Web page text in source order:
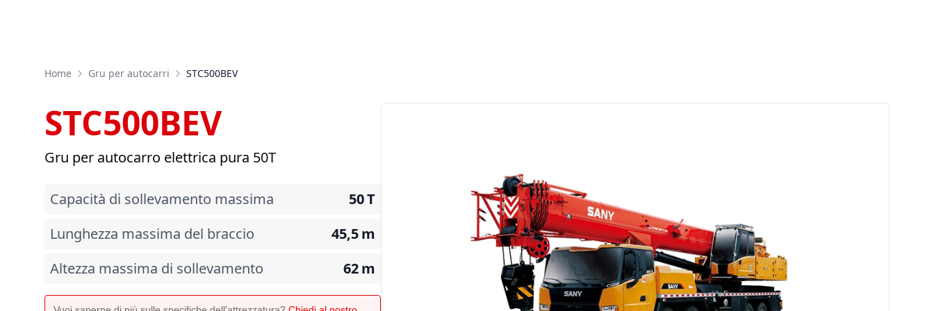
Home Gru per autocarri STC500BEV
STC500BEV
Gru per autocarro elettrica pura 50T
Capacità di sollevamento massima 50T
Lunghezza massima del braccio
45,5m
Altezza massima di sollevamento
62m